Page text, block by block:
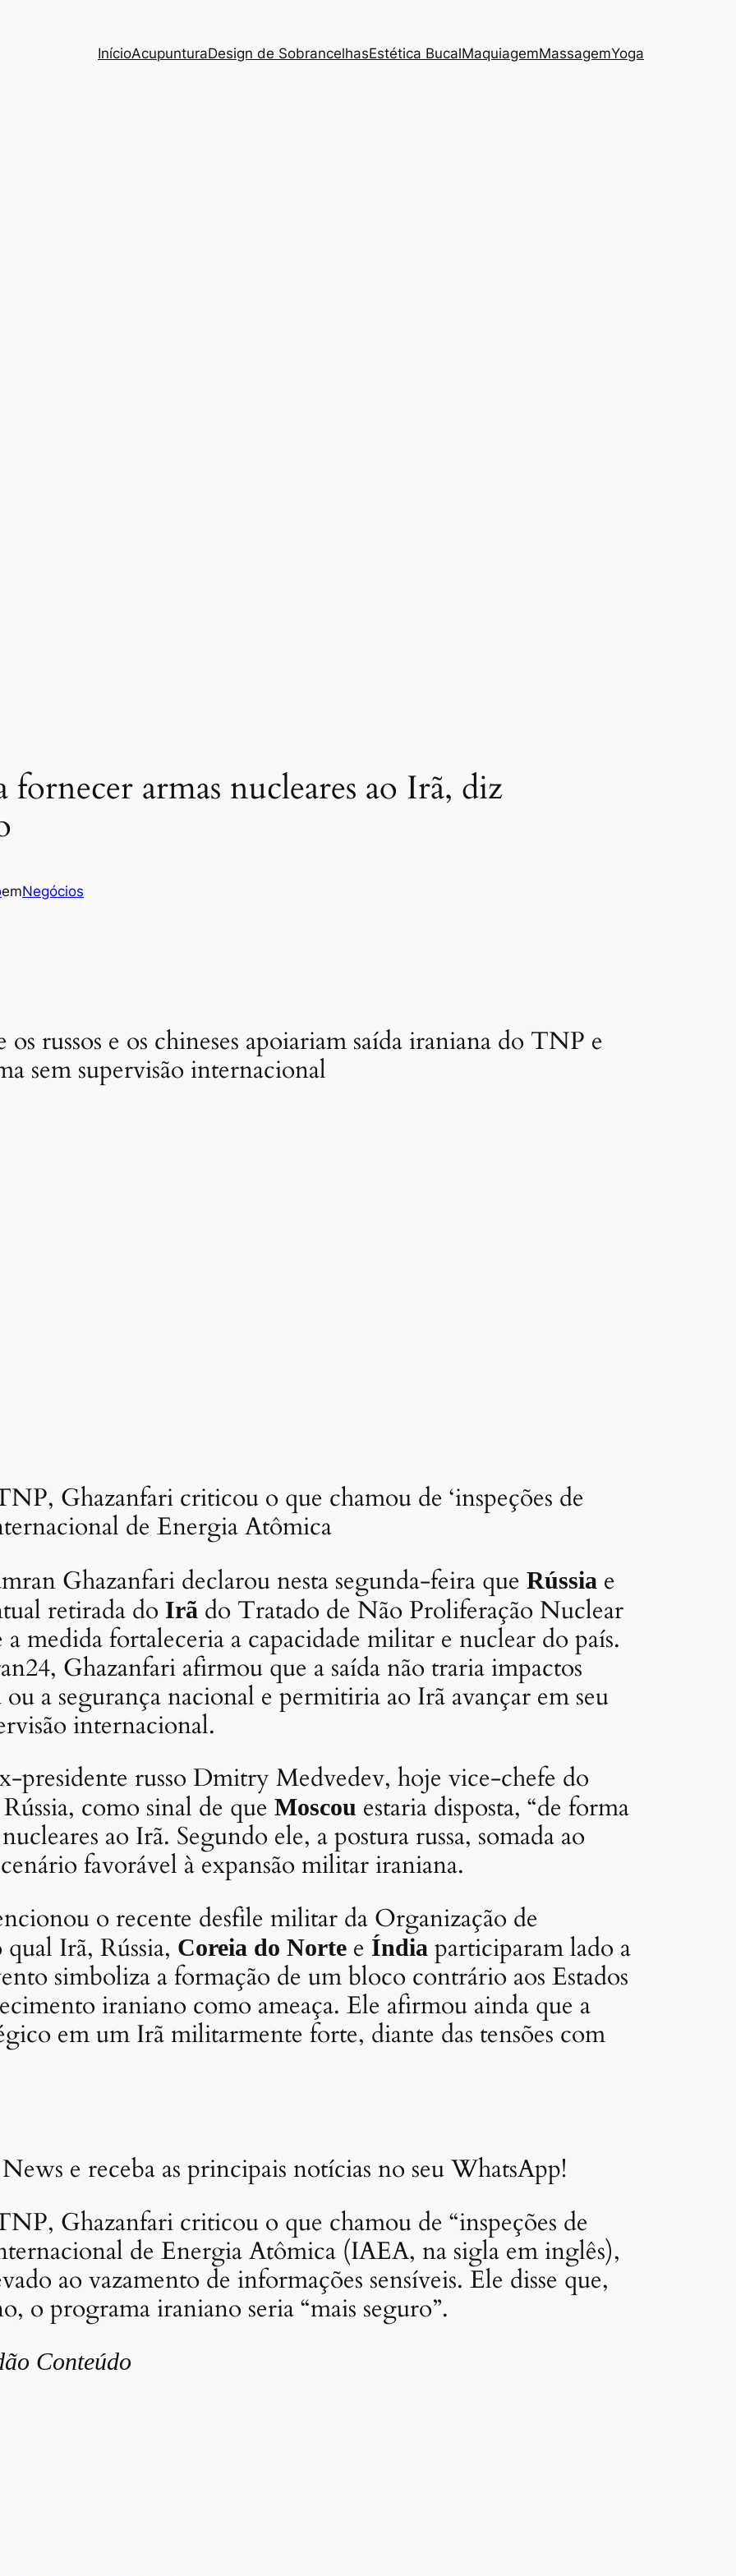
InícioAcupunturaDesign de SobrancelhasEstética BucalMaquiagemMassagemYoga
fornecer armas nucleares ao Irã, diz
emNegócios
russos e os chineses apoiariam saída iraniana do TNP e
sem supervisão internacional
Ghazanfari criticou o que chamou de ‘inspeções de
de Energia Atômica
Ghazanfari declarou nesta segunda-feira que Rússia e
retirada do Irã do Tratado de Não Proliferação Nuclear
medida fortaleceria a capacidade militar e nuclear do país.
Ghazanfari afirmou que a saída não traria impactos
a segurança nacional e permitiria ao Irã avançar em seu
internacional.
presidente russo Dmitry Medvedev, hoje vice-chefe do
como sinal de que Moscou estaria disposta, “de forma
ao Irã. Segundo ele, a postura russa, somada ao
favorável à expansão militar iraniana.
o recente desfile militar da Organização de
Irã, Rússia, Coreia do Norte e Índia participaram lado a
simboliza a formação de um bloco contrário aos Estados
iraniano como ameaça. Ele afirmou ainda que a
em um Irã militarmente forte, diante das tensões com
e receba as principais notícias no seu WhatsApp!
Ghazanfari criticou o que chamou de “inspeções de
de Energia Atômica (IAEA, na sigla em inglês),
ao vazamento de informações sensíveis. Ele disse que,
o programa iraniano seria “mais seguro”.
Conteúdo